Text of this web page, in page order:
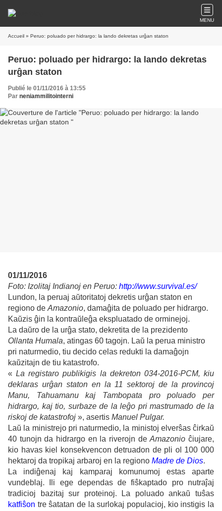
MENU
Accueil » Peruo: poluado per hidrargo: la lando dekretas urĝan staton
Peruo: poluado per hidrargo: la lando dekretas
urĝan staton
Publié le 01/11/2016 à 13:55
Par neniammilitointerni
01/11/2016
Foto: Izolitaj Indianoj en Peruo: http://www.survival.es/
Lundon, la peruaj aŭtoritatoj dekretis urĝan staton en
regiono de Amazonio, damaĝita de poluado per hidrargo.
Kaŭzis ĝin la kontraŭleĝa ekspluatado de orminejoj.
La daŭro de la urĝa stato, dekretita de la prezidento
Ollanta Humala, atingas 60 tagojn. Laŭ la perua ministro
pri naturmedio, tiu decido celas redukti la damaĝojn
kaŭzitajn de tiu katastrofo.
«La registaro publikigis la dekreton 034-2016-PCM, kiu
deklaras urĝan staton en la 11 sektoroj de la provincoj
Manu, Tahuamanu kaj Tambopata pro poluado per
hidrargo, kaj tio, surbaze de la leĝo pri mastrumado de la
riskoj de katastrofoj », asertis Manuel Pulgar.
Laŭ la ministrejo pri naturmedio, la ministoj elverŝas ĉirkaŭ
40 tunojn da hidrargo en la riverojn deAmazonio ĉiujare,
kio havas kiel konsekvencon detruadon de pli ol 100 000
hektaroj da tropikaj arbaroj en la regiono Madre de Dios.
La indiĝenaj kaj kamparaj komunumoj estas aparte
vundeblaj. Ili ege dependas de fiŝkaptado pro nutraĵaj
tradicioj bazitaj sur proteinoj. La poluado ankaŭ tuŝas
katfiŝon tre ŝatatan de la surlokaj populacioj, kio instigis la